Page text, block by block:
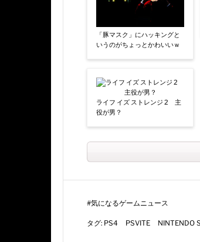
「豚マスク」にハッキングと
いうのがちょっとかわいいｗ
ライフ イズ ストレンジ 2 主
役が男？
#気になるゲームニュース
タグ: PS4 PSVITE NINTENDO